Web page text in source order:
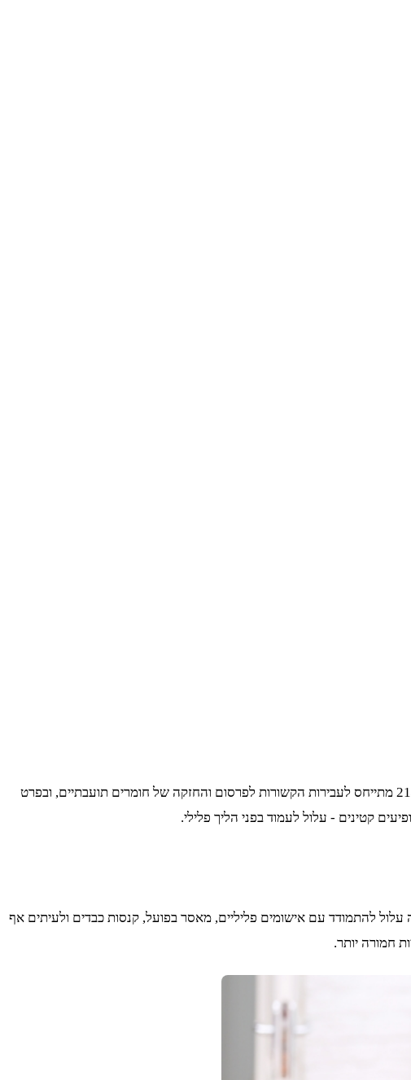
החזקת חומרי תועבה היא עבירה פלילית חמורה אשר עשויה להוביל להשלכות משפטיות משמעותיות. בחוק העונשין הישראלי, סעיף 214 מתייחס לעבירות הקשורות לפרסום והחזקה של חומרים תועבתיים, ובפרט
קטינים - עלול לעמוד בפני הליך פלילי.
להתמודד עם אישומים פליליים, מאסר בפועל, קנסות כבדים ולעיתים אף
חמורה יותר.